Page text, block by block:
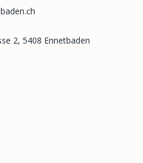
2, 5408 Ennetbaden